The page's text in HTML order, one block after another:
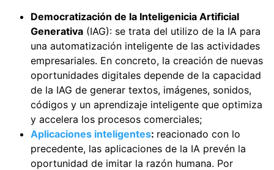
Democratización de la Inteligenicia Artificial
Generativa (IAG): se trata del utilizo de la IA para
una automatización inteligente de las actividades
empresariales. En concreto, la creación de nuevas
oportunidades digitales depende de la capacidad
de la IAG de generar textos, imágenes, sonidos,
códigos y un aprendizaje inteligente que optimiza
y accelera los procesos comerciales;
Aplicaciones inteligentes: reacionado con lo
precedente, las aplicaciones de la IA prevén la
oportunidad de imitar la razón humana. Por